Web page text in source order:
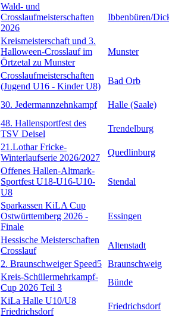
Wald- und
Crosslaufmeisterschaften
2026
Ibbenbüren/
Kreismeisterschaft und 3.
Halloween-Crosslauf im
Örtzetal zu Munster
Munster
Crosslaufmeisterschaften
(Jugend U16 - Kinder U8)
Bad Orb
30. Jedermannzehnkampf Halle (Saale)
48. Hallensportfest des
TSV Deisel
Trendelburg
21.Lothar Fricke-
Winterlaufserie 2026/2027
Quedlinburg
Offenes Hallen-Altmark-
Sportfest U18-U16-U10-
U8
Stendal
Sparkassen KiLA Cup
Ostwürttemberg 2026 -
Finale
Essingen
Hessische Meisterschaften
Crosslauf
Altenstadt
2. Braunschweiger Speed5 Braunschweig
Kreis-Schülermehrkampf-
Cup 2026 Teil 3
Bünde
KiLa Halle U10/U8
Friedrichsdorf
Friedrichsdorf